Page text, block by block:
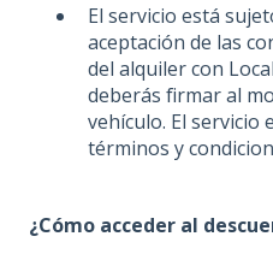
El servicio está
aceptación de las
del alquiler con
deberás firmar al
vehículo. El servicio
términos y
¿Cómo acceder al